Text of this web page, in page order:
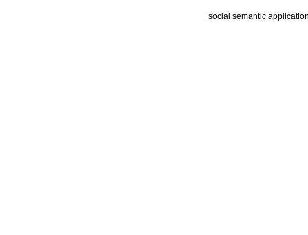
social semantic